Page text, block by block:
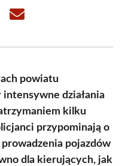
Share
powiatu
intensywne działania
kilku
przypominają o
pojazdów
dla kierujących, jak